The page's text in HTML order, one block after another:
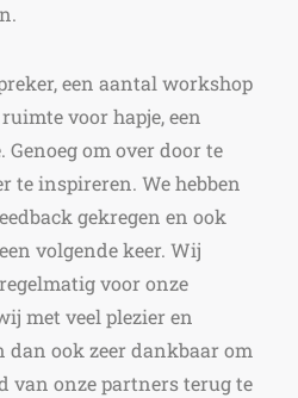
een aantal workshop
voor hapje, een
om over door te
te inspireren. We hebben
gekregen en ook
volgende keer. Wij
voor onze
met veel plezier en
dan ook zeer dankbaar om
van onze partners terug te